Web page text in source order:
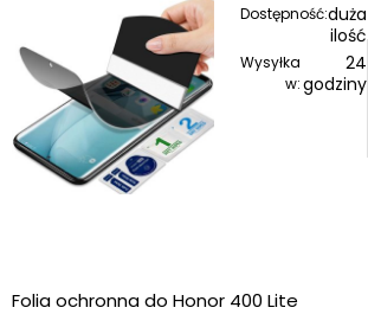
Dostępność:duża
ilość
Wysyłka
w:
24
godziny
Folia ochronna do Honor 400 Lite